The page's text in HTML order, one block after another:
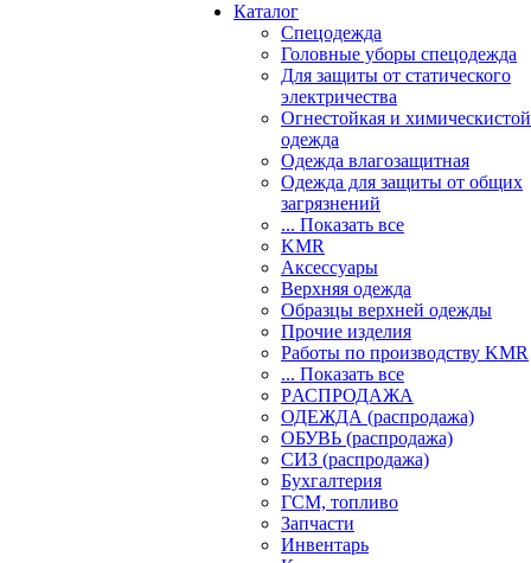
Каталог
Спецодежда
Головные уборы спецодежда
Для защиты от статического
электричества
Огнестойкая и
одежда
Одежда влагозащитная
Одежда для защиты от общих
загрязнений
... Показать все
KMR
Аксессуары
Верхняя одежда
Образцы верхней одежды
Прочие изделия
Работы по производству KMR
... Показать все
PАСПРОДАЖА
ОДЕЖДА (распродажа)
ОБУВЬ (распродажа)
СИЗ (распродажа)
Бухгалтерия
ГСМ, топливо
Запчасти
Инвентарь